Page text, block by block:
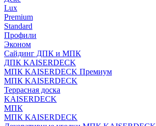
Lux
Premium
Standard
Профили
Эконом
Сайдинг ДПК и МПК
ДПК KAISERDECK
МПК KAISERDECK Премиум
МПК KAISERDECK
Террасная доска
KAISERDECK
МПК
МПК KAISERDECK